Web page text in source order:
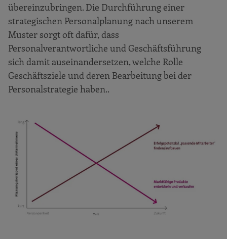
übereinzubringen. Die Durchführung einer
strategischen Personalplanung nach unserem
Muster sorgt oft dafür, dass
Personalverantwortliche und Geschäftsführung
sich damit auseinandersetzen, welche Rolle
Geschäftsziele und deren Bearbeitung bei der
Personalstrategie haben..